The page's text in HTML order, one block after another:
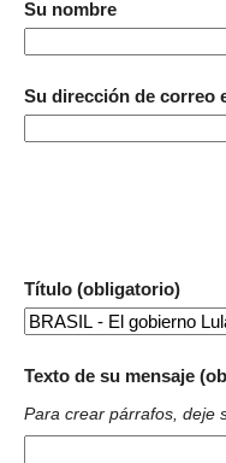
Su nombre
Su dirección de correo
Título (obligatorio)
Texto de su mensaje
Para crear párrafos, deje